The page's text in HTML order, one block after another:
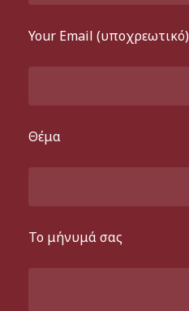
Your Email (υποχρεωτικό)
Θέμα
Το μήνυμά σας